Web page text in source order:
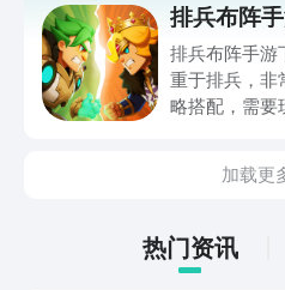
情。如果大家
法很简单，通
下游戏的主要
排兵布阵
排兵布阵手游
重于排兵，非
略搭配，需要
一种士兵都
急切的想要连
阅览一下吧！
加载更
热门资讯